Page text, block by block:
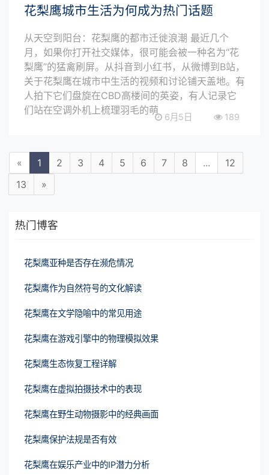
花梨鹰城市生活为何成为热门话题
从天空到阳台：花梨鹰的都市迁徙浪潮 最近几个
月，如果你打开社交媒体，很可能会被一种名为“花
梨鹰”的猛禽刷屏。从抖音到小红书，从微博到B站，
关于花梨鹰在城市中生活的视频和讨论铺天盖地。有
人拍下它们盘旋在CBD高楼间的英姿，有人记录它
们站在空调外机上梳理羽毛的萌
6月5日 189
« 1 2 3 4 5 6 7 8 ...
12
13
»
热门博客
花梨鹰亚种是否存在濒危情况
花梨鹰作为自然符号的文化解读
花梨鹰在文学隐喻中的常见用途
花梨鹰在游戏引擎中的物理模拟效果
花梨鹰生态恢复工程详解
花梨鹰在虚拟拍摄技术中的表现
花梨鹰在野生动物摄影中的经典画面
花梨鹰保护法规是否有效
花梨鹰在娱乐产业中的IP潜力分析